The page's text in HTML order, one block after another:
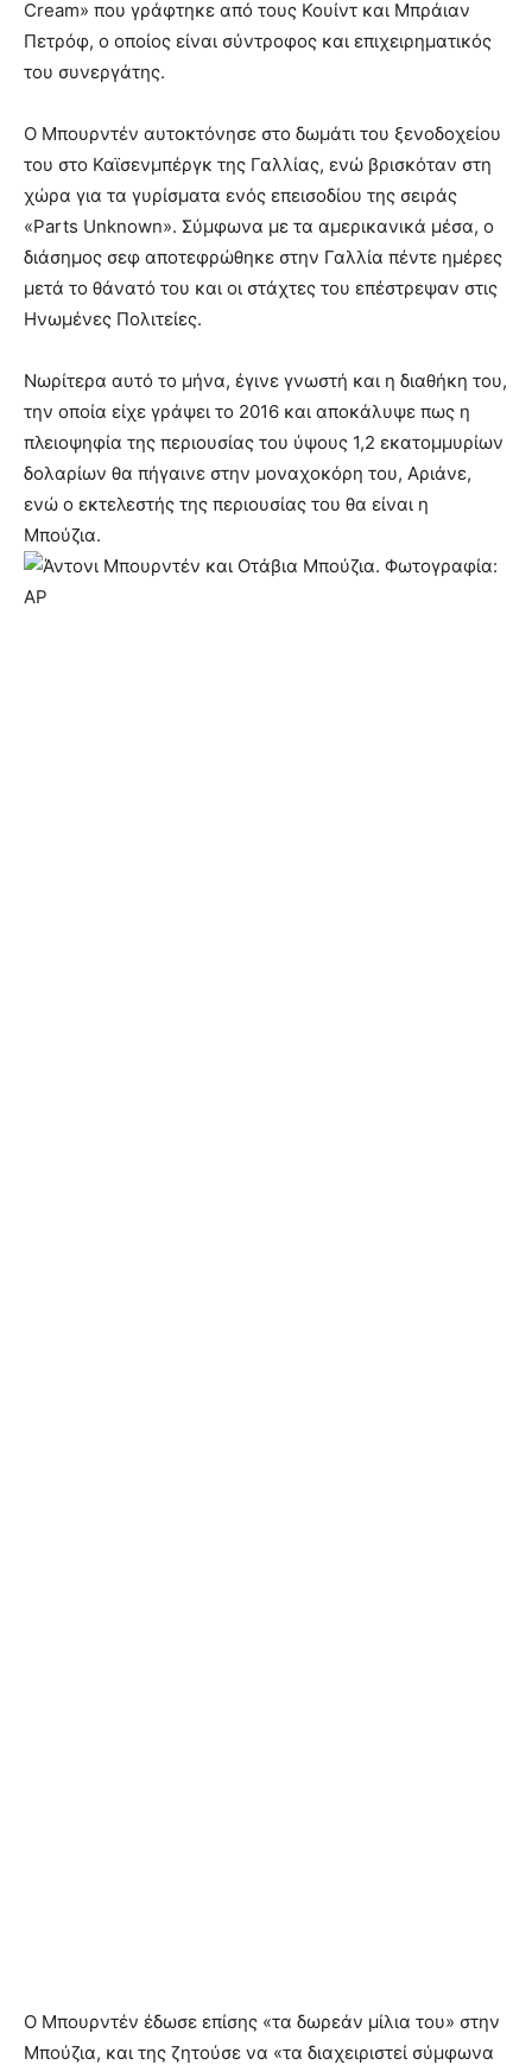
Cream» που γράφτηκε από τους Κουίντ και Μπράιαν
Πετρόφ, ο οποίος είναι σύντροφος και επιχειρηματικός
του συνεργάτης.
Ο Μπουρντέν αυτοκτόνησε στο δωμάτι του ξενοδοχείου
του στο Καϊσενμπέργκ της Γαλλίας, ενώ βρισκόταν στη
χώρα για τα γυρίσματα ενός επεισοδίου της σειράς
«Parts Unknown». Σύμφωνα με τα αμερικανικά μέσα, ο
διάσημος σεφ αποτεφρώθηκε στην Γαλλία πέντε ημέρες
μετά το θάνατό του και οι στάχτες του επέστρεψαν στις
Ηνωμένες Πολιτείες.
Νωρίτερα αυτό το μήνα, έγινε γνωστή και η διαθήκη του,
την οποία είχε γράψει το 2016 και αποκάλυψε πως η
πλειοψηφία της περιουσίας του ύψους 1,2 εκατομμυρίων
δολαρίων θα πήγαινε στην μοναχοκόρη του, Αριάνε,
ενώ ο εκτελεστής της περιουσίας του θα είναι η
Μπούζια.
Ο Μπουρντέν έδωσε επίσης «τα δωρεάν μίλια του» στην
Μπούζια, και της ζητούσε να «τα διαχειριστεί σύμφωνα